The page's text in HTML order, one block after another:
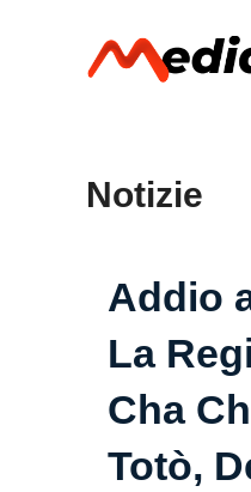
Notizie
Addio
La
Cha
Totò,